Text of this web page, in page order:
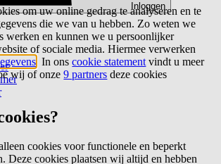
Inloggen
om uw online gedrag te analyseren en te
die we van u hebben. Zo weten we
werken en kunnen we u persoonlijker
of sociale media. Hiermee verwerken
. In onscookie statement vindt u meer
wij of onze9 partners deze cookies
cookies voor functionele en beperkt
Deze cookies plaatsen wij altijd en hebben